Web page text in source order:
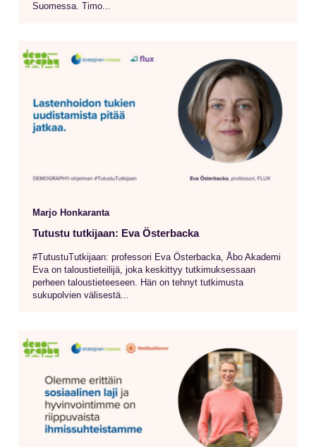
Suomessa. Timo...
Marjo Honkaranta
Tutustu tutkijaan: Eva Österbacka
#TutustuTutkijaan: professori Eva Österbacka, Åbo Akademi
Eva on taloustieteilijä, joka keskittyy tutkimuksessaan
perheen taloustieteeseen. Hän on tehnyt tutkimusta
sukupolvien välisestä...